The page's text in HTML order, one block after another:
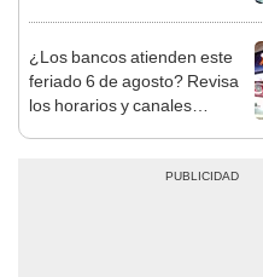
¿Los bancos atienden este
feriado 6 de agosto? Revisa
los horarios y canales